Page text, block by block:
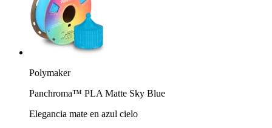
Polymaker
Panchroma™ PLA Matte Sky Blue
Elegancia mate en azul cielo